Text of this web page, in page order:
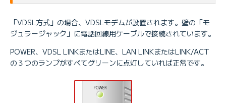
「VDSL方式」の場合、VDSLモデムが設置されます。壁の「モ
ジュラージャック」に電話回線用ケーブルで接続されています。
POWER、VDSL LINKまたはLINE、LAN LINKまたはLINK/ACT
の３つのランプがすべてグリーンに点灯していれば正常です。